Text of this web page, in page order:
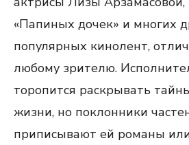
«Папиных дочек» и многих
популярных кинолент,
любому зрителю.
торопится раскрывать
жизни, но поклонники
приписывают ей романы